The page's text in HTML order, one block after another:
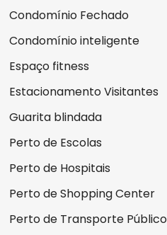
Condomínio Fechado
Condomínio inteligente
Espaço fitness
Estacionamento Visitantes
Guarita blindada
Perto de Escolas
Perto de Hospitais
Perto de Shopping Center
Perto de Transporte Público